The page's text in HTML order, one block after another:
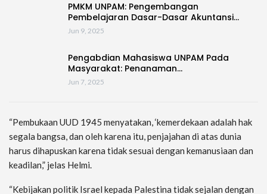
PMKM UNPAM: Pengembangan
Pembelajaran Dasar-Dasar Akuntansi…
Jun 9, 2025
Pengabdian Mahasiswa UNPAM Pada
Masyarakat: Penanaman…
Jun 7, 2025
“Pembukaan UUD 1945 menyatakan, ‘kemerdekaan adalah hak
segala bangsa, dan oleh karena itu, penjajahan di atas dunia
harus dihapuskan karena tidak sesuai dengan kemanusiaan dan
keadilan,” jelas Helmi.
“Kebijakan politik Israel kepada Palestina tidak sejalan dengan